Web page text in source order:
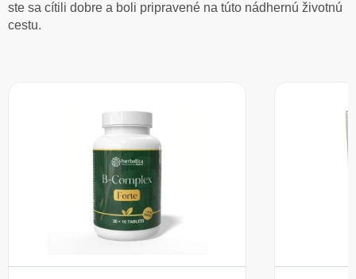
ste sa cítili dobre a boli pripravené na túto nádhernú životnú
cestu.